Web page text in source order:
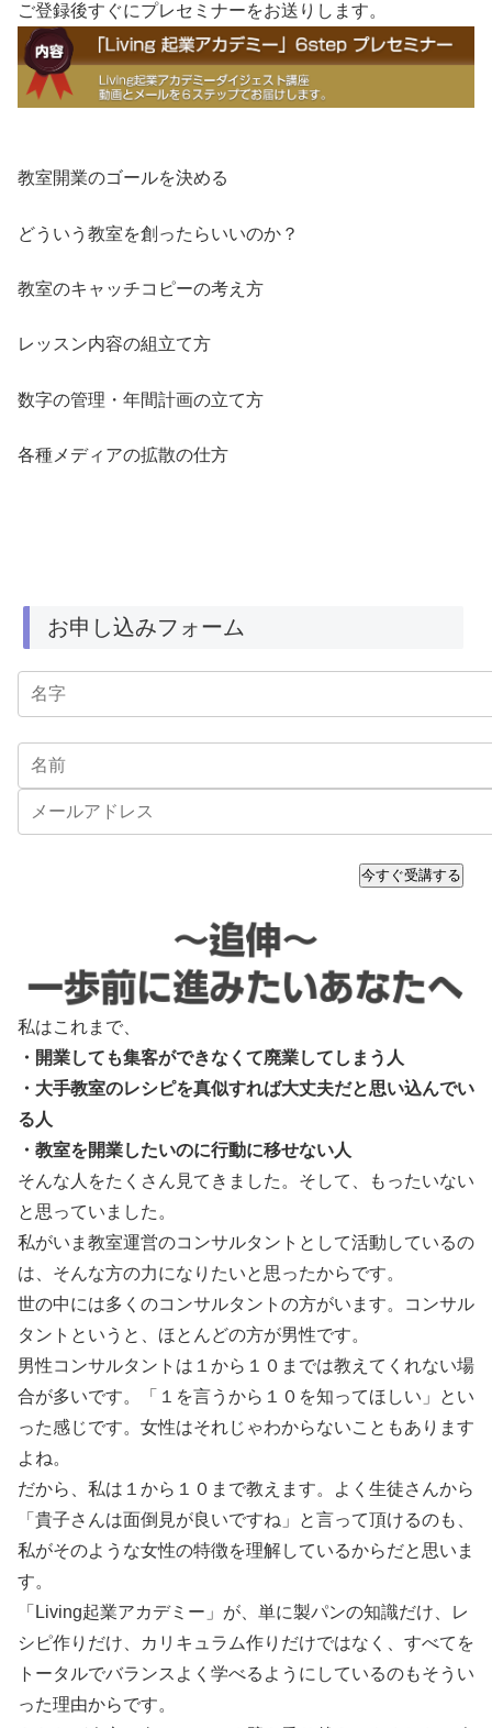
ご登録後すぐにプレセミナーをお送りします。
教室開業のゴールを決める
どういう教室を創ったらいいのか？
教室のキャッチコピーの考え方
レッスン内容の組立て方
数字の管理・年間計画の立て方
各種メディアの拡散の仕方
お申し込みフォーム
今すぐ受講する
私はこれまで、
・開業しても集客ができなくて廃業してしまう人
・大手教室のレシピを真似すれば大丈夫だと思い込んでい
る人
・教室を開業したいのに行動に移せない人
そんな人をたくさん見てきました。そして、もったいない
と思っていました。
私がいま教室運営のコンサルタントとして活動しているの
は、そんな方の力になりたいと思ったからです。
世の中には多くのコンサルタントの方がいます。コンサル
タントというと、ほとんどの方が男性です。
男性コンサルタントは１から１０までは教えてくれない場
合が多いです。「１を言うから１０を知ってほしい」とい
った感じです。女性はそれじゃわからないこともあります
よね。
だから、私は１から１０まで教えます。よく生徒さんから
「貴子さんは面倒見が良いですね」と言って頂けるのも、
私がそのような女性の特徴を理解しているからだと思いま
す。
「Living起業アカデミー」が、単に製パンの知識だけ、レ
シピ作りだけ、カリキュラム作りだけではなく、すべてを
トータルでバランスよく学べるようにしているのもそうい
った理由からです。